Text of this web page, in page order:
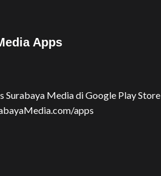
Apps
Surabaya Media di Google Play Store
apps